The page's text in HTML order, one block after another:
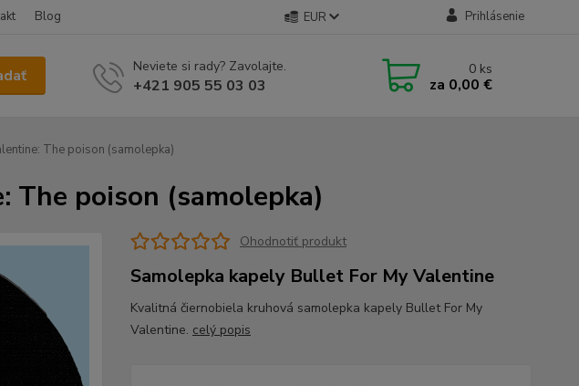
Blog EUR Prihlásenie
Neviete si rady? Zavolajte.
+421 905 55 03 03
0 ks
za 0,00 €
The poison (samolepka)
The poison (samolepka)
Ohodnotiť produkt
Samolepka kapely Bullet For My Valentine
Kvalitná čiernobiela kruhová samolepka kapely Bullet For My
Valentine. celý popis